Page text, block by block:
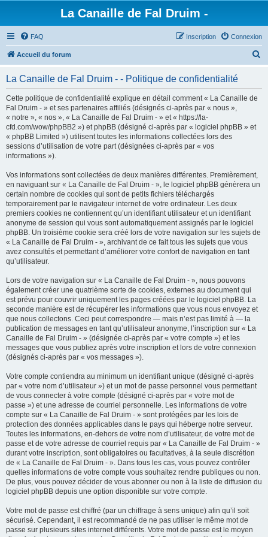
La Canaille de Fal Druim -
FAQ Connexion
Inscription
Accueil du forum
La Canaille de Fal Druim - - Politique de confidentialité
Cette politique de confidentialité explique en détail comment « La Canaille de
Fal Druim - » et ses partenaires affiliés (désignés ci-après par « nous »,
« notre », « nos », « La Canaille de Fal Druim - » et « https://la-
cfd.com/wow/phpBB2 ») et phpBB (désigné ci-après par « logiciel phpBB » et
« phpBB Limited ») utilisent toutes les informations collectées lors des
sessions d’utilisation de votre part (désignées ci-après par « vos
informations »).
Vos informations sont collectées de deux manières différentes. Premièrement,
en naviguant sur « La Canaille de Fal Druim - », le logiciel phpBB génèrera un
certain nombre de cookies qui sont de petits fichiers téléchargés
temporairement par le navigateur internet de votre ordinateur. Les deux
premiers cookies ne contiennent qu’un identifiant utilisateur et un identifiant
anonyme de session qui vous sont automatiquement assignés par le logiciel
phpBB. Un troisième cookie sera créé lors de votre navigation sur les sujets de
« La Canaille de Fal Druim - », archivant de ce fait tous les sujets que vous
avez consultés et permettant d’améliorer votre confort de navigation en tant
qu’utilisateur.
Lors de votre navigation sur « La Canaille de Fal Druim - », nous pouvons
également créer une quatrième sorte de cookies, externes au document qui
est prévu pour couvrir uniquement les pages créées par le logiciel phpBB. La
seconde manière est de récupérer les informations que vous nous envoyez et
que nous collectons. Ceci peut correspondre — mais n’est pas limité à — la
publication de messages en tant qu’utilisateur anonyme, l’inscription sur « La
Canaille de Fal Druim - » (désignée ci-après par « votre compte ») et les
messages que vous publiez après votre inscription et lors de votre connexion
(désignés ci-après par « vos messages »).
Votre compte contiendra au minimum un identifiant unique (désigné ci-après
par « votre nom d’utilisateur ») et un mot de passe personnel vous permettant
de vous connecter à votre compte (désigné ci-après par « votre mot de
passe ») et une adresse de courriel personnelle. Les informations de votre
compte sur « La Canaille de Fal Druim - » sont protégées par les lois de
protection des données applicables dans le pays qui héberge notre serveur.
Toutes les informations, en-dehors de votre nom d’utilisateur, de votre mot de
passe et de votre adresse de courriel requis par « La Canaille de Fal Druim - »
durant votre inscription, sont obligatoires ou facultatives, à la seule discrétion
de « La Canaille de Fal Druim - ». Dans tous les cas, vous pouvez contrôler
quelles informations de votre compte vous souhaitez rendre publiques ou non.
De plus, vous pouvez décider de vous abonner ou non à la liste de diffusion du
logiciel phpBB depuis une option disponible sur votre compte.
Votre mot de passe est chiffré (par un chiffrage à sens unique) afin qu’il soit
sécurisé. Cependant, il est recommandé de ne pas utiliser le même mot de
passe sur plusieurs sites internet différents. Votre mot de passe est le moyen